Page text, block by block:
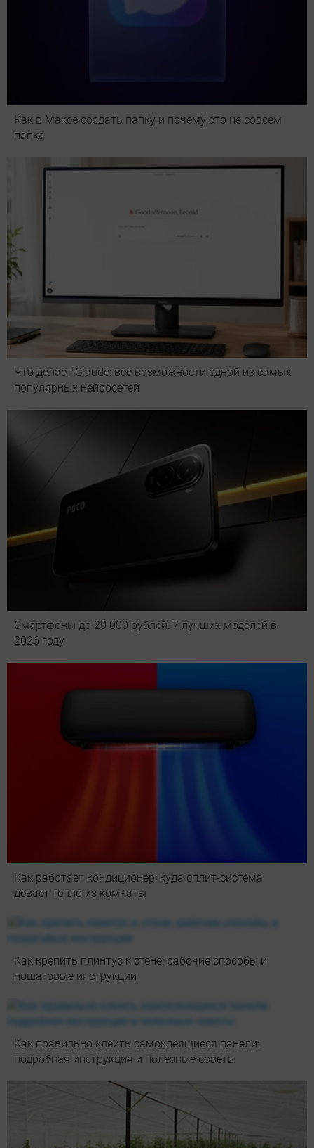
Как в Максе создать папку и почему это не совсем
папка
Что делает Сlaude: все возможности одной из самых
популярных нейросетей
Смартфоны до 20 000 рублей: 7 лучших моделей в
2026 году
Как работает кондиционер: куда сплит-система
девает тепло из комнаты
Как крепить плинтус к стене: рабочие способы и
пошаговые инструкции
Как правильно клеить самоклеящиеся панели:
подробная инструкция и полезные советы